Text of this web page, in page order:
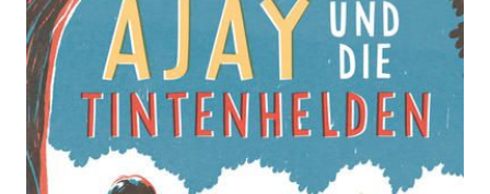
Zur Wunschliste hinzufügen
Von Varsha Shah
Verlag: Atrium Verlag AG 21.09.2022